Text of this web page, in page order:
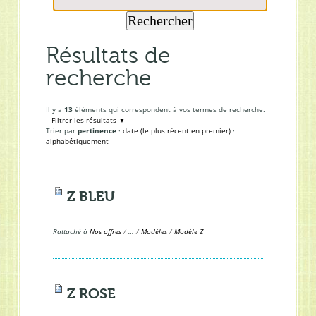
Résultats de
recherche
Il y a 13 éléments qui correspondent à vos termes de recherche.
Filtrer les résultats
Trier par pertinence · date (le plus récent en premier) ·
alphabétiquement
Z BLEU
Rattaché à Nos offres / …/ Modèles / Modèle Z
Z ROSE